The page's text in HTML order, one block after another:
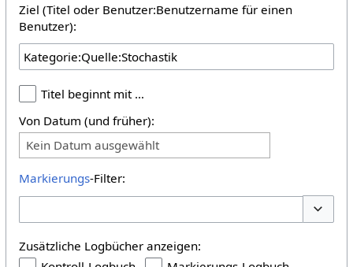
Ziel (Titel oder Benutzer:Benutzername für einen
Benutzer):
Titel beginnt mit …
Von Datum (und früher):
Kein Datum ausgewählt
Markierungs-Filter:
Zusätzliche Logbücher anzeigen: